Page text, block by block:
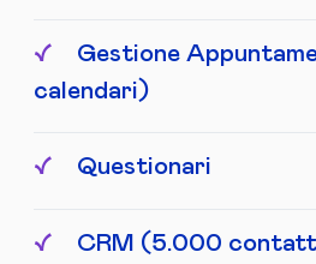
Gestione
calendari)
Questionari
CRM (5.000